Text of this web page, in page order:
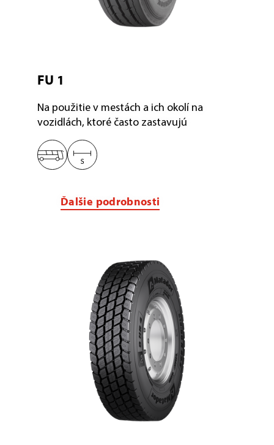
FU 1
Na použitie v mestách a ich okolí na
vozidlách, ktoré často zastavujú
Ďalšie podrobnosti